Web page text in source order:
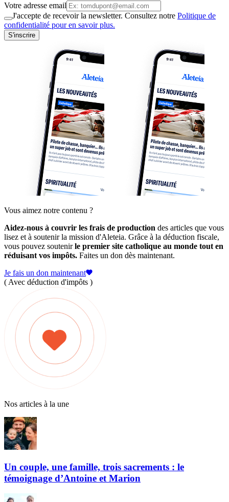
Votre adresse email
J'accepte de recevoir la newsletter. Consultez notre Politique de
confidentialité pour en savoir plus.
S'inscrire
Vous aimez notre contenu ?
Aidez-nous à couvrir les frais de production des articles que vous
lisez et à soutenir la mission d'Aleteia. Grâce à la déduction fiscale,
vous pouvez soutenirle premier site catholique au monde tout en
réduisant vos impôts. Faites un don dès maintenant.
Je fais un don maintenant
( Avec déduction d'impôts )
Nos articles à la une
Un couple, une famille, trois sacrements : le
témoignage d’Antoine et Marion